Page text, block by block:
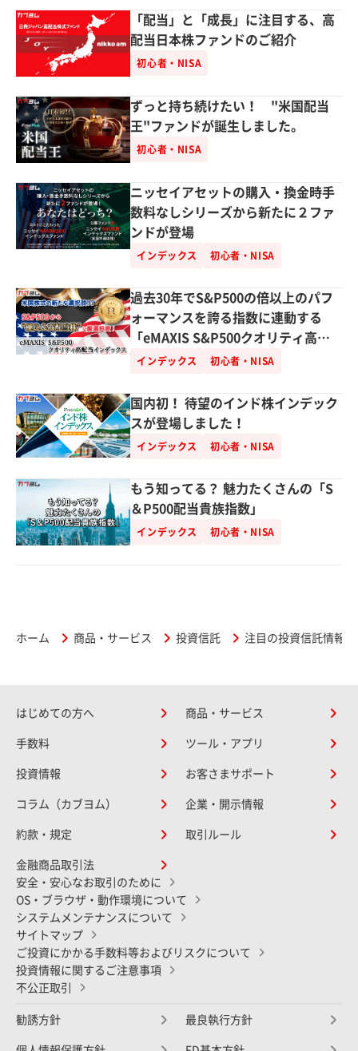
「配当」と「成長」に注目する、高
配当日本株ファンドのご紹介
初心者・NISA
ずっと持ち続けたい！ "米国配当
王"ファンドが誕生しました。
初心者・NISA
ニッセイアセットの購入・換金時手
数料なしシリーズから新たに２ファ
ンドが登場
インデックス 初心者・NISA
過去30年でS&P500の倍以上のパフ
ォーマンスを誇る指数に連動する
「eMAXIS S&P500クオリティ高配
当インデックス」、遂に誕生！
インデックス 初心者・NISA
国内初！ 待望のインド株インデック
スが登場しました！
インデックス 初心者・NISA
もう知ってる？ 魅力たくさんの「S
＆P500配当貴族指数」
インデックス 初心者・NISA
ホーム 商品・サービス 投資信託 注目の投資信託情報
はじめての方へ 商品・サービス
手数料 ツール・アプリ
投資情報 お客さまサポート
コラム（カブヨム） 企業・開示情報
約款・規定 取引ルール
金融商品取引法
安全・安心なお取引のために
OS・ブラウザ・動作環境について
システムメンテナンスについて
サイトマップ
ご投資にかかる手数料等およびリスクについて
投資情報に関するご注意事項
不公正取引
勧誘方針 最良執行方針